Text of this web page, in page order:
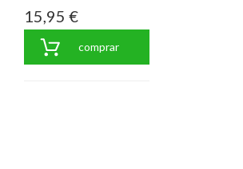
15,95 €
comprar